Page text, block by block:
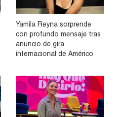
Yamila Reyna sorprende
con profundo mensaje tras
anuncio de gira
internacional de Américo